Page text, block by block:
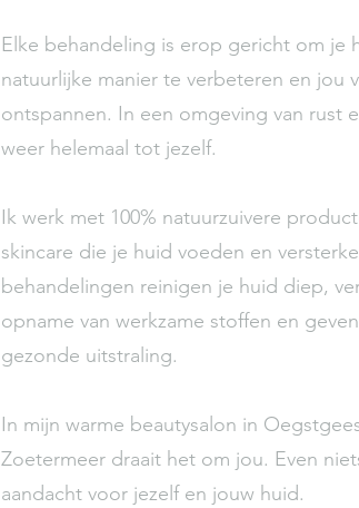
Elke behandeling is erop gericht om je
natuurlijke manier te verbeteren en jou
ontspannen. In een omgeving van rust
weer helemaal tot jezelf.
Ik werk met 100% natuurzuivere
skincare die je huid voeden en
behandelingen reinigen je huid diep,
opname van werkzame stoffen en
gezonde uitstraling.
In mijn warme beautysalon in
Zoetermeer draait het om jou. Even
aandacht voor jezelf en jouw huid.